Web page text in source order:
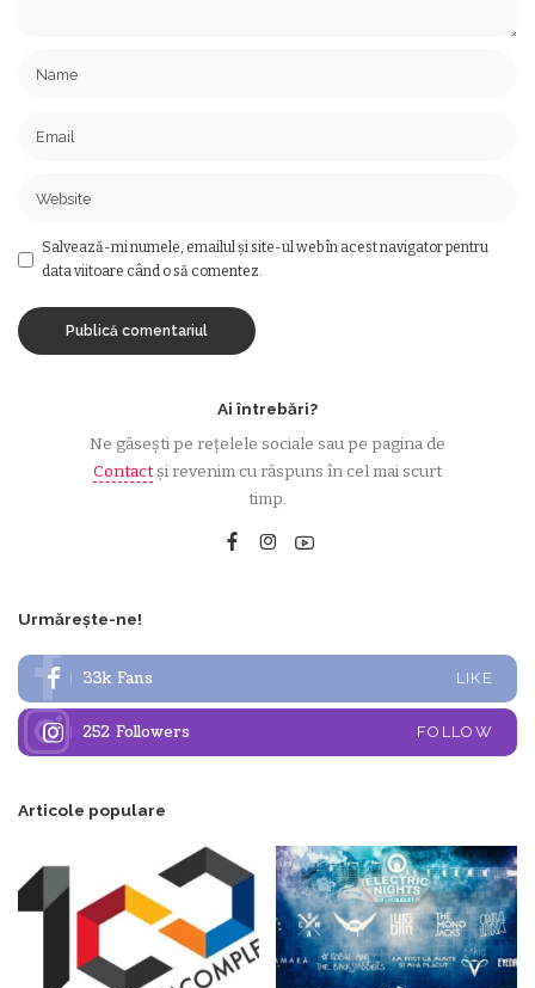
Salvează-mi numele, emailul și site-ul web în acest navigator pentru
data viitoare când o să comentez.
Ai întrebări?
Ne găsești pe rețelele sociale sau pe pagina de
Contactși revenim cu răspuns în cel mai scurt
timp.
Urmărește-ne!
33k Fans LIKE
252 Followers FOLLOW
Articole populare